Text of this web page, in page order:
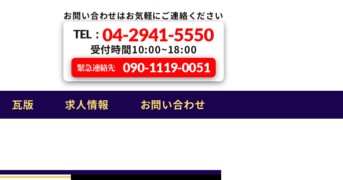
お問い合わせはお気軽にご連絡ください
TEL： 04-2941-5550
受付時間10:00~18:00
緊急連絡先 090-1119-0051
瓦版 求人情報 お問い合わせ